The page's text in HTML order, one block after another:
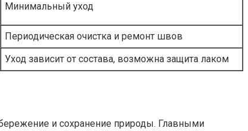
Минимальный уход
Периодическая очистка и ремонт швов
Уход зависит от состава, возможна защита лаком
и сохранение природы. Главными